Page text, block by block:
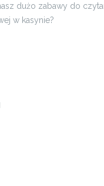
dużo zabawy do
w kasynie?